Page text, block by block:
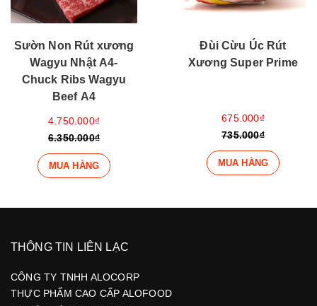
Sườn Non Rút xương
Wagyu Nhật A4-
Chuck Ribs Wagyu
Beef A4
4.750.000₫
6.350.000₫
MUA HÀNG
Đùi Cừu Úc Rút
Xương Super Prime
675.000₫
735.000₫
MUA HÀNG
THÔNG TIN LIÊN LẠC
CÔNG TY TNHH ALOCORP
THỰC PHẨM CAO CẤP ALOFOOD